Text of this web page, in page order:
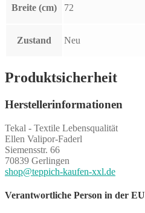
Breite (cm) 72
Zustand Neu
Produktsicherheit
Herstellerinformationen
Tekal - Textile Lebensqualität
Ellen Valipor-Faderl
Siemensstr. 66
70839 Gerlingen
shop@teppich-kaufen-xxl.de
Verantwortliche Person in der EU